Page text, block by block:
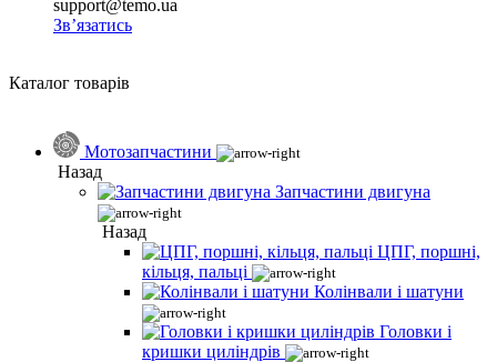
support@temo.ua
Зв’язатись
Каталог товарів
Мотозапчастини
Назад
Запчастини двигуна
Назад
ЦПГ, поршні,
кільця, пальці
Колінвали і шатуни
Головки і
кришки циліндрів